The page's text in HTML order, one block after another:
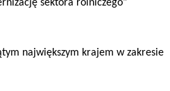
sektora rolniczego”
największym krajem w zakresie